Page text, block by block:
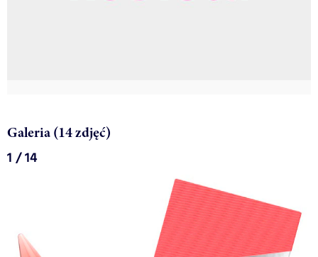
Galeria (14 zdjęć)
1 / 14